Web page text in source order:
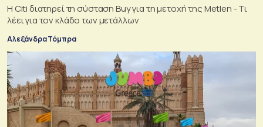
Η Citi διατηρεί τη σύσταση Buy για τη μετοχή της Metlen - Τι
λέει για τον κλάδο των μετάλλων
Αλεξάνδρα Τόμπρα